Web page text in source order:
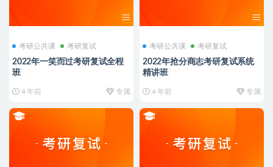
考研公共课 考研复试
2022年一笑而过考研复试全程
班
4 年前 专属
考研公共课 考研复试
2022年抢分商志考研复试系统
精讲班
4 年前 专属